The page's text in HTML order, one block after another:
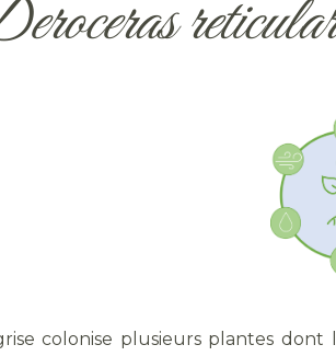
colonise plusieurs plantes dont